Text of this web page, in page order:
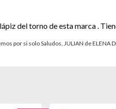
del torno de esta marca .
por si solo Saludos, JULIAN de ELENA